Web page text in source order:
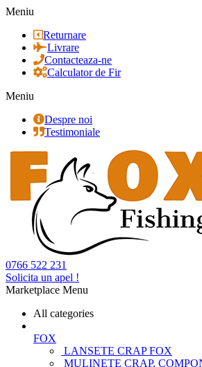
Meniu
Returnare
Livrare
Contacteaza-ne
Calculator de Fir
Meniu
Despre noi
Testimoniale
0766 522 231
Solicita un apel !
Marketplace Menu
All categories
FOX
LANSETE CRAP FOX
MULINETE CRAP,